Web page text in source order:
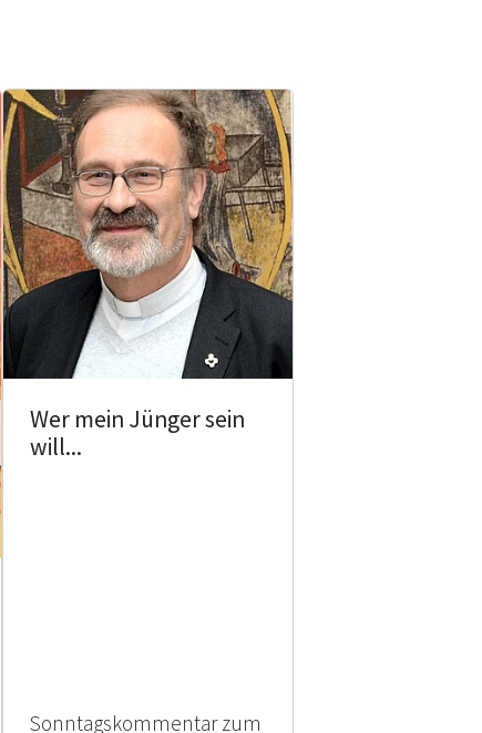
Wer mein Jünger sein
will...
Sonntagskommentar zum